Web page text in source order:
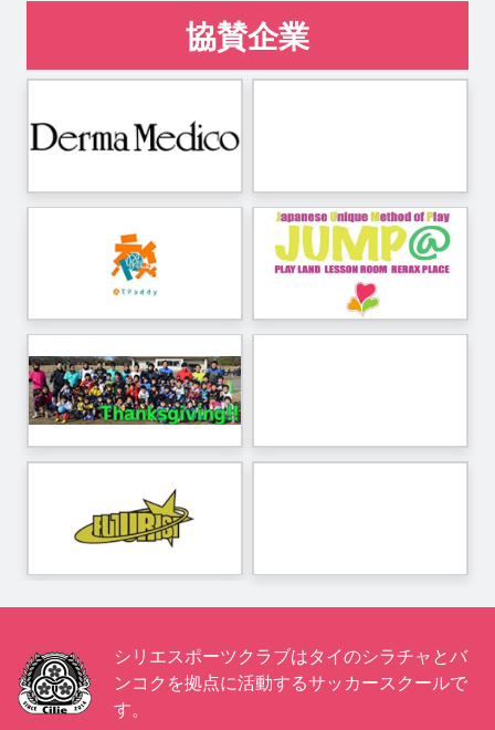
協賛企業
シリエスポーツクラブはタイのシラチャとバ
ンコクを拠点に活動するサッカースクールで
す。